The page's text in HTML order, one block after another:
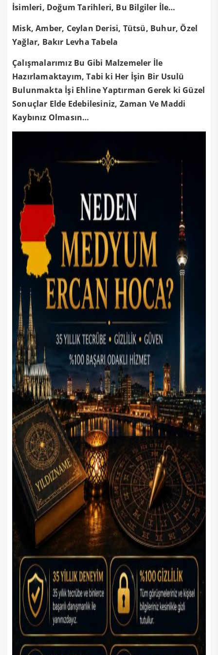
İsimleri, Doğum Tarihleri, Bu Bilgiler İle…
Misk, Amber, Ceylan Derisi, Tütsü, Buhur, Özel
Yağlar, Bakır Levha Tabela
Çalışmalarımız Bu Gibi Malzemeler İle
Hazırlamaktayım, Tabi ki Her İşin Bir Usulü
Bulunmakta İşi Ehline Yaptırman Gerek ki Güzel
Sonuçlar Elde Edebilesiniz, Zaman Ve Maddi
Kaybınız Olmasın…